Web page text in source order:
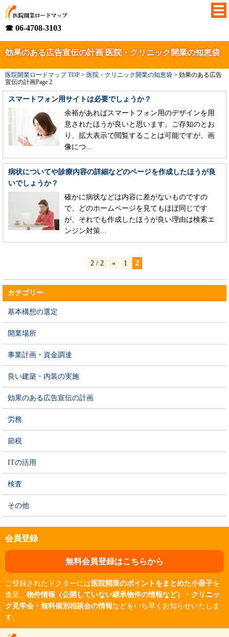
☎ 06-4708-3103
効果のある広告宣伝の計画 医院・クリニック開業の知恵袋
医院開業ロードマップ TOP > 医院・クリニック開業の知恵袋 > 効果のある広告
宣伝の計画Page 2
スマートフォン用サイトは必要でしょうか？
余裕があればスマートフォン用のデザインを用
意されたほうが良いと思います。ご存知のとお
り、拡大表示で閲覧することは可能ですが、画
像につ...
病状についてや診療内容の詳細などのページを作成したほうが良
いでしょうか？
確かに病状などは内容に差がないものですの
で、どのホームページを見てもほぼ同じです
が、それでも作成したほうが良い理由は検索エ
ンジン対策...
2 / 2 « 1 2
カテゴリー
基本構想の選定
開業場所
事業計画・資金調達
良い建築・内装の実施
効果のある広告宣伝の計画
労務
節税
ITの活用
検査
その他
会員登録
無料会員登録はこちらから
ご登録されたドクターには 医院開業のポイントをまとめた小冊子を
進呈、 物件情報（公開していない継承物件の情報など）・クリニッ
ク見学会・無料個別相談会の情報などをいち早くお知らせいたしま
す。